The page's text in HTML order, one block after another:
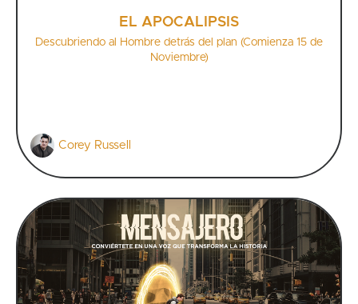
EL APOCALIPSIS
Descubriendo al Hombre detrás del plan (Comienza 15 de
Noviembre)
Corey Russell